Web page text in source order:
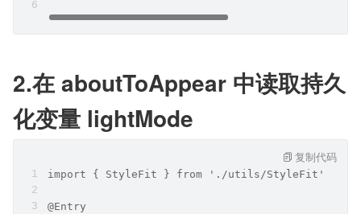
2.在 aboutToAppear 中读取持久
化变量 lightMode
import { StyleFit } from './utils/StyleFit';
@Entry
复制代码